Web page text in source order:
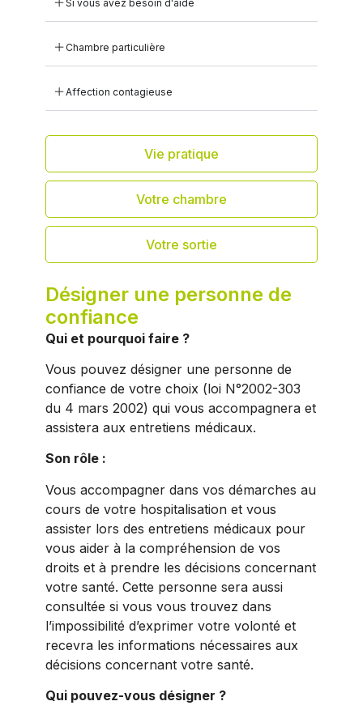
Vie pratique
Votre chambre
Votre sortie
Si vous avez besoin d'aide
Chambre particulière
Affection contagieuse
Désigner une personne de
confiance
Qui et pourquoi faire ?
Vous pouvez désigner une personne de
confiance de votre choix (loi N°2002-303
du 4 mars 2002) qui vous accompagnera et
assistera aux entretiens médicaux.
Son rôle :
Vous accompagner dans vos démarches au
cours de votre hospitalisation et vous
assister lors des entretiens médicaux pour
vous aider à la compréhension de vos
droits et à prendre les décisions concernant
votre santé. Cette personne sera aussi
consultée si vous vous trouvez dans
l’impossibilité d’exprimer votre volonté et
recevra les informations nécessaires aux
décisions concernant votre santé.
Qui pouvez-vous désigner ?